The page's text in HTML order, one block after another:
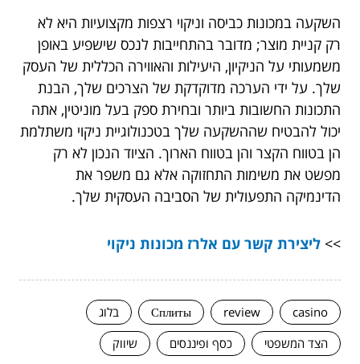
השקעה במכונות כביסה וניקוי רצפות מקצועיות היא לא
רק קניית מוצר; מדובר בהתחייבות לנכס שישפיע באופן
משמעותי על הניקיון, היעילות והאווירה הכללית של העסק
שלך. על ידי הערכה מדוקדקת של הצרכים שלך, הבנת
התכונות החשובות ביותר ובחירת ספק בעל מוניטין, אתה
יכול להבטיח שההשקעה שלך בטכנולוגיית ניקוי משתלמת
הן בטווח הקצר והן בטווח הארוך. הציוד הנכון לא רק
מפשט את משימות התחזוקה אלא גם משפר את
הדינמיקה התפעולית של הסביבה העסקית שלך.
>> ליצירת קשר עם אלרז מכונות ניקוי
casino
review
Сплиты
בלוג
הצד המשפטי
כסף ופיננסים שיווק